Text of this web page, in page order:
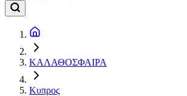
ΚΑΛΑΘΟΣΦΑΙΡΑ
Κυπρος